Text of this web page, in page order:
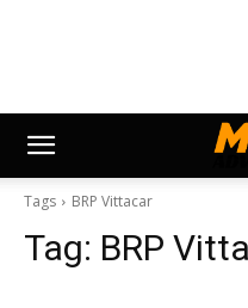
Tags BRP Vittacar
Tag: BRP